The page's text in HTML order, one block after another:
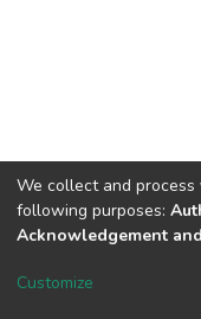
Dspace & Volodymyr
We collect and
following purposes:
Acknowledgement
Customize